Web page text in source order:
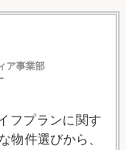
ア事業部
フプランに関す
物件選びから、